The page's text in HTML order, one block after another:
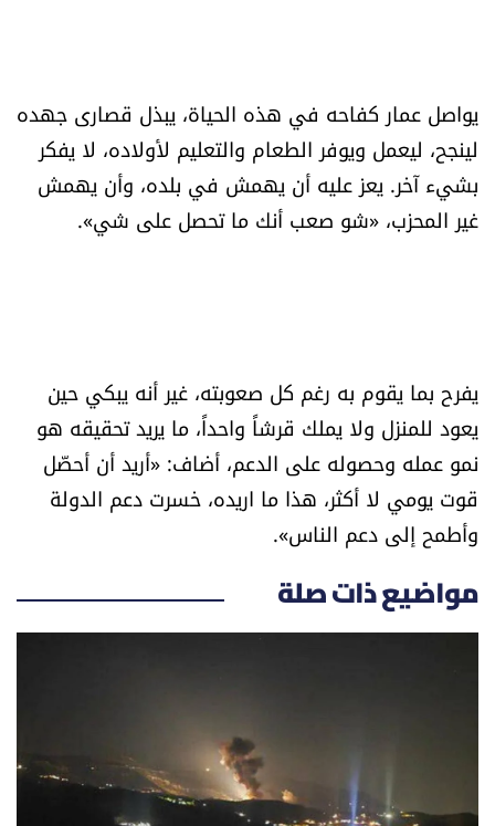
يواصل عمار كفاحه في هذه الحياة، يبذل قصارى جهده
لينجح، ليعمل ويوفر الطعام والتعليم لأولاده، لا يفكر
بشيء آخر. يعز عليه أن يهمش في بلده، وأن يهمش
غير المحزب، «شو صعب أنك ما تحصل على شي».
يفرح بما يقوم به رغم كل صعوبته، غير أنه يبكي حين
يعود للمنزل ولا يملك قرشاً واحداً، ما يريد تحقيقه هو
نمو عمله وحصوله على الدعم، أضاف: «أريد أن أحصّل
قوت يومي لا أكثر، هذا ما اريده، خسرت دعم الدولة
وأطمح إلى دعم الناس».
مواضيع ذات صلة